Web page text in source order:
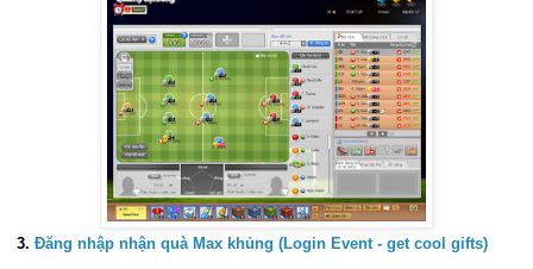
3. Đăng nhập nhận quà Max khủng (Login Event - get cool gifts)